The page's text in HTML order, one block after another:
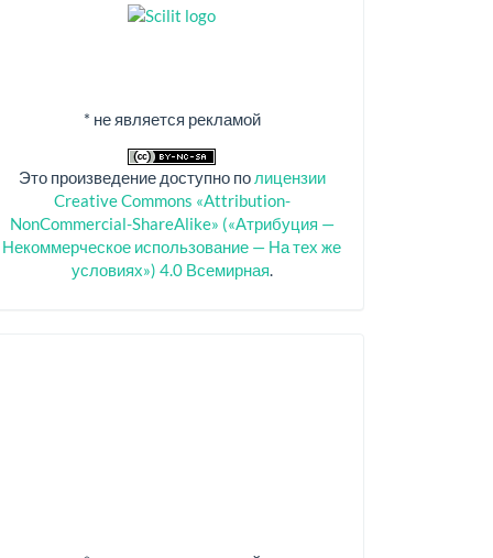
* не является рекламой
Это произведение доступно по лицензии
Creative Commons «Attribution-
NonCommercial-ShareAlike» («Атрибуция —
Некоммерческое использование — На тех же
условиях») 4.0 Всемирная.